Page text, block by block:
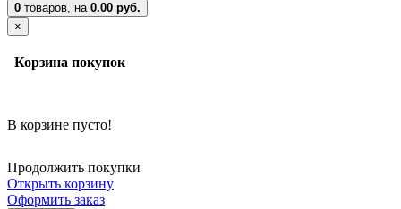
0 товаров, на 0.00 руб.
×
Корзина покупок
В корзине пусто!
Продолжить покупки
Открыть корзину
Оформить заказ